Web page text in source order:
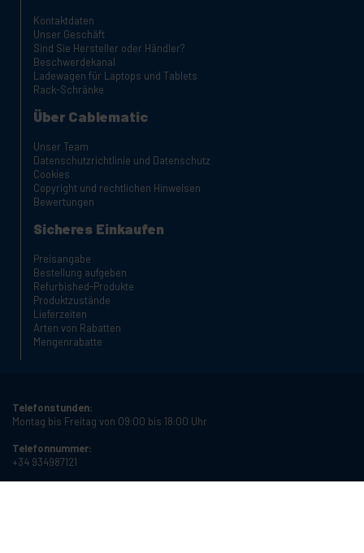
Kontaktdaten
Unser Geschäft
Sind Sie Hersteller oder Händler?
Beschwerdekanal
Ladewagen für Laptops und Tablets
Rack-Schränke
Über Cablematic
Unser Team
Datenschutzrichtlinie und Datenschutz
Cookies
Copyright und rechtlichen Hinweisen
Bewertungen
Sicheres Einkaufen
Preisangabe
Bestellung aufgeben
Refurbished-Produkte
Produktzustände
Lieferzeiten
Arten von Rabatten
Mengenrabatte
Telefonstunden:
Montag bis Freitag von 09:00 bis 18:00 Uhr
Telefonnummer:
+34 934987121